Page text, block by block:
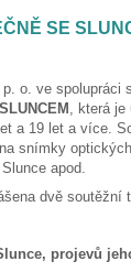
SE
o. ve spolupráci
, která je
a 19 let a více.
snímky
apod.
dvě soutěžní
projevů